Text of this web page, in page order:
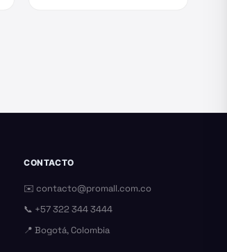
CONTACTO
✉️contacto@promall.com.co
📞 +57 322 344 3444
📍 Bogotá, Colombia